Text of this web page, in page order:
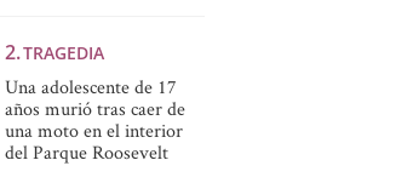
TRAGEDIA
Una adolescente de 17
años murió tras caer de
una moto en el interior
del Parque Roosevelt